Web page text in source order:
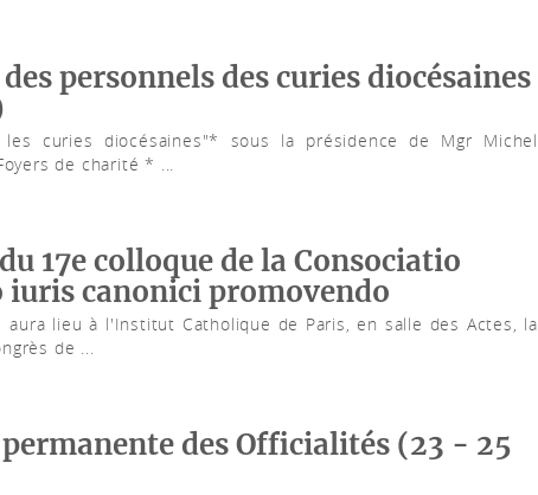
personnels des curies diocésaines
curies diocésaines"* sous la présidence de Mgr Michel
de charité * ...
17e colloque de la Consociatio
canonici promovendo
lieu à l'Institut Catholique de Paris, en salle des Actes, la
de ...
des Officialités (23 - 25